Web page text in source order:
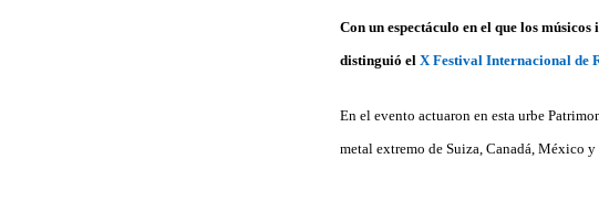
Con un espectáculo en el que los
distinguió el X Festival Internacional de
En el evento actuaron en esta urbe
metal extremo de Suiza, Canadá, México y